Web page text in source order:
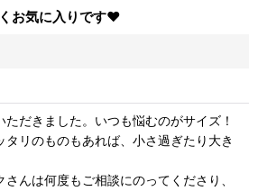
お気に入りです❤️
だきました。いつも悩むのがサイズ！
タリのものもあれば、小さ過ぎたり大き
んは何度もご相談にのってくださり、